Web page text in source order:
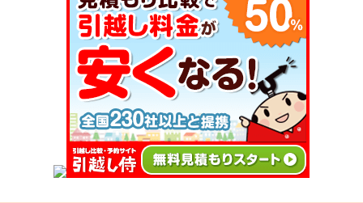
引越し見積書は3社以上に依頼！ネット
見積もりはキャンセルも楽
家族で引越しするときの費用相場を繁忙
ール！聞きたいことリスト
引越し業者とのすべてのやり取りは9つ
ある！タイミングとポイント
引越見積書の実費や付帯サービス費用の
相場一覧表